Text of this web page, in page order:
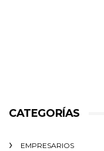
CATEGORÍAS
EMPRESARIOS